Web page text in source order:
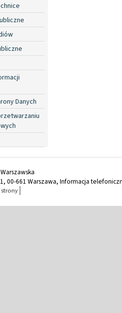
Danych
00-661 Warszawa, Informacja